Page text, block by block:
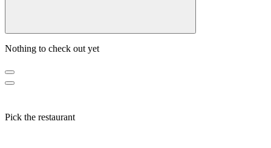
Nothing to check out yet
Pick the restaurant